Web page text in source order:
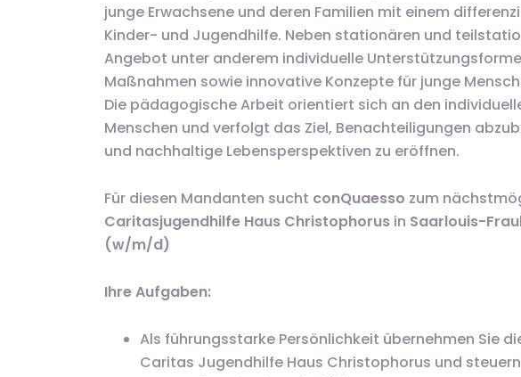
junge Erwachsene und deren Familien mit einem
Kinder- und Jugendhilfe. Neben stationären und
Angebot unter anderem individuelle
Maßnahmen sowie innovative Konzepte für junge
Die pädagogische Arbeit orientiert sich an den
Menschen und verfolgt das Ziel, Benachteiligungen
und nachhaltige Lebensperspektiven zu eröffnen.
Für diesen Mandanten sucht conQuaesso zum
Caritasjugendhilfe Haus Christophorus in Saarlouis-
(w/m/d)
Ihre Aufgaben:
Als führungsstarke Persönlichkeit übernehmen Sie
Caritas Jugendhilfe Haus Christophorus und